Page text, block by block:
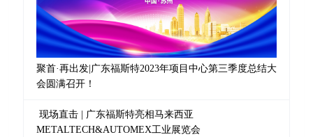
聚首·再出发|广东福斯特2023年项目中心第三季度总结大
会圆满召开！
现场直击 | 广东福斯特亮相马来西亚
METALTECH&AUTOMEX工业展览会